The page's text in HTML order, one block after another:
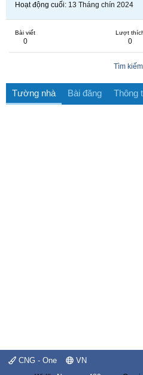
Hoạt động cuối 13 Tháng chín 2024
Bài viết
0
Lượt
0
Tìm kiếm
Tường nhà Bài đăng Thông
CNG - One VN